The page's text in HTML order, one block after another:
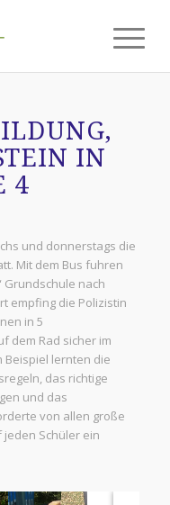
IN
4
und donnerstags die
Mit dem Bus fuhren
Grundschule nach
empfing die Polizistin
in 5
dem Rad sicher im
Beispiel lernten die
das richtige
und das
von allen große
Schüler ein